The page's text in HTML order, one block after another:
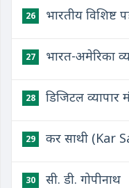
26 भारतीय विशिष्ट
27 भारत-अमेरिका
28 डिजिटल
29 कर साथी (Kar
30 सी. डी. गोपीनाथ